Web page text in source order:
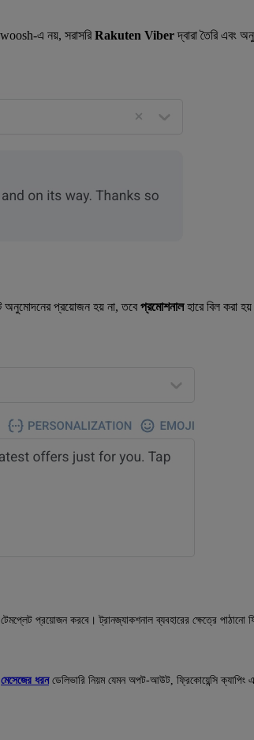
এ নয়, সরাসরিRakuten Viberদ্বারা তৈরি এবং
অনুমোদনের প্রয়োজন হয় না, তবেপ্রমোশনালহারে বিল করা
প্রয়োজন করবে। ট্রানজ্যাকশনাল ব্যবহারের ক্ষেত্রে পাঠানো
মেসেজের ধরনডেলিভারি নিয়ম যেমন অপট-আউট, ফ্রিকোয়েন্সি ক্যাপিং